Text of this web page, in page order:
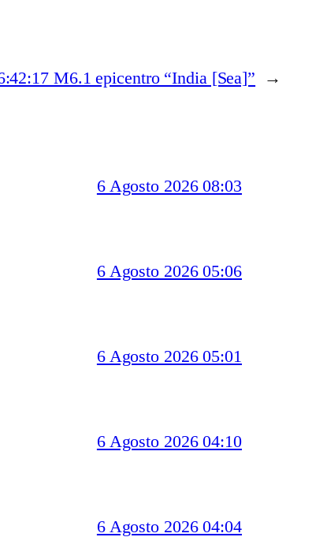
M6.1 epicentro “India [Sea]” →
6 Agosto 2026 08:03
6 Agosto 2026 05:06
6 Agosto 2026 05:01
6 Agosto 2026 04:10
6 Agosto 2026 04:04